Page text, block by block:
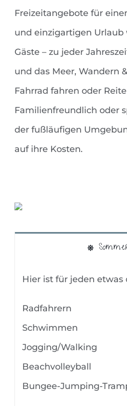
Freizeitangebote für
und einzigartigen Urlaub
Gäste – zu jeder
und das Meer, Wandern
Fahrrad fahren oder
Familienfreundlich oder
der fußläufigen
auf ihre Kosten.
Hier ist für jeden etwas
Radfahrern
Schwimmen
Jogging/Walking
Beachvolleyball
Bungee-Jumping-